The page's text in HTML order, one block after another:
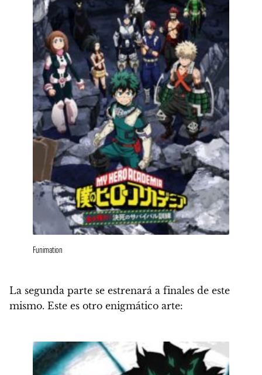
Funimation
La segunda parte se estrenará a finales de este
mismo. Este es otro enigmático arte: